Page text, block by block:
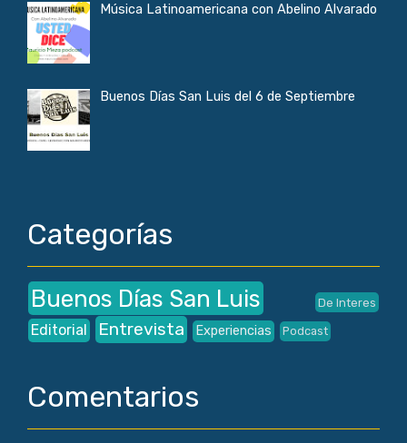
Música Latinoamericana con Abelino Alvarado
Buenos Días San Luis del 6 de Septiembre
Categorías
Buenos Días San Luis De Interes
Editorial Entrevista Experiencias Podcast
Comentarios